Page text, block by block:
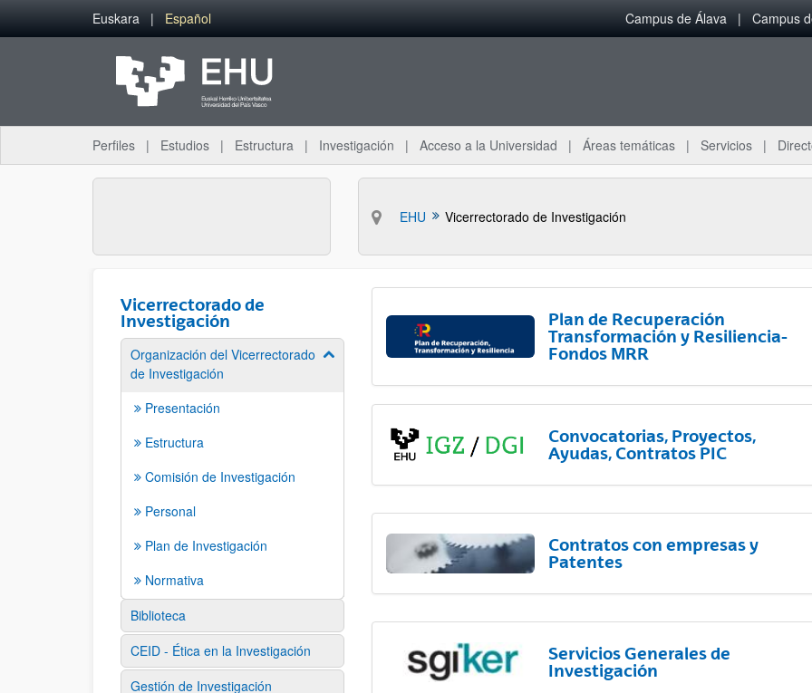
Saltar al contenido principal
Euskara Español Campus de Álava Campus
Perfiles Estudios Estructura Investigación Acceso a la Universidad Áreas temáticas Servicios
EHU Vicerrectorado de Investigación
Vicerrectorado de
Investigación
Organización del Vicerrectorado
de Investigación
Mostrar/ocultar subpáginas
Presentación
Estructura
Comisión de Investigación
Personal
Plan de Investigación
Normativa
Biblioteca
CEID - Ética en la Investigación
Gestión de Investigación
Plan de Recuperación
Transformación y Resiliencia-
Fondos MRR
Convocatorias, Proyectos,
Ayudas, Contratos PIC
Contratos con empresas y
Patentes
Servicios Generales de
Investigación